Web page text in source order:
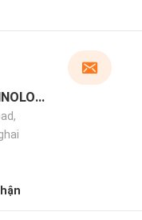
xuất